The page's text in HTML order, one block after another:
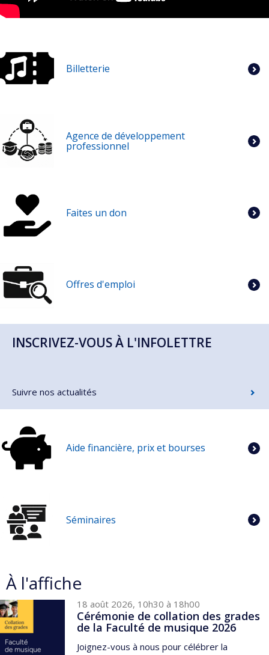
Billetterie
Agence de développement
professionnel
Faites un don
Offres d'emploi
INSCRIVEZ-VOUS À L'INFOLETTRE
Suivre nos actualités
Aide financière, prix et bourses
Séminaires
À l'affiche
18 août 2026, 10h30 à 18h00
Cérémonie de collation des grades
de la Faculté de musique 2026
Joignez-vous à nous pour célébrer la